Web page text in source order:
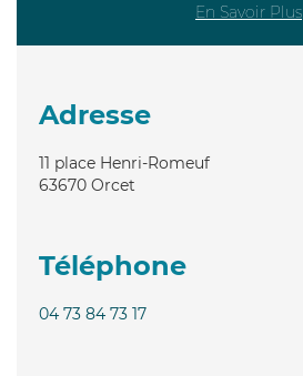
En Savoir Plus
Adresse
11 place Henri-Romeuf
63670 Orcet
Téléphone
04 73 84 73 17